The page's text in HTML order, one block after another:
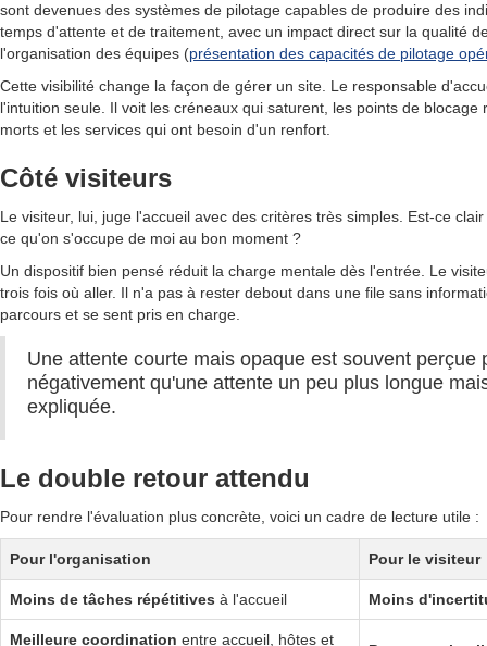
sont devenues des systèmes de pilotage capables de produire des
temps d'attente et de traitement, avec un impact direct sur la qualité
l'organisation des équipes (présentation des capacités de pilotage
Cette visibilité change la façon de gérer un site. Le responsable
l'intuition seule. Il voit les créneaux qui saturent, les points de blocage
morts et les services qui ont besoin d'un renfort.
Côté visiteurs
Le visiteur, lui, juge l'accueil avec des critères très simples. Est-ce
ce qu'on s'occupe de moi au bon moment ?
Un dispositif bien pensé réduit la charge mentale dès l'entrée. Le
trois fois où aller. Il n'a pas à rester debout dans une file sans
parcours et se sent pris en charge.
Une attente courte mais opaque est souvent perçue
négativement qu'une attente un peu plus longue
expliquée.
Le double retour attendu
Pour rendre l'évaluation plus concrète, voici un cadre de lecture utile :
Pour l'organisation Pour le visiteur
Moins de tâches répétitives à l'accueil Moins
Meilleure coordination entre accueil, hôtes et